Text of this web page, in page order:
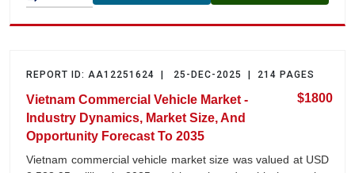
REPORT ID: AA12251624 | 25-DEC-2025 | 214 PAGES
Vietnam Commercial Vehicle Market -
Industry Dynamics, Market Size, And
Opportunity Forecast To 2035
$1800
Vietnam commercial vehicle market size was valued at USD